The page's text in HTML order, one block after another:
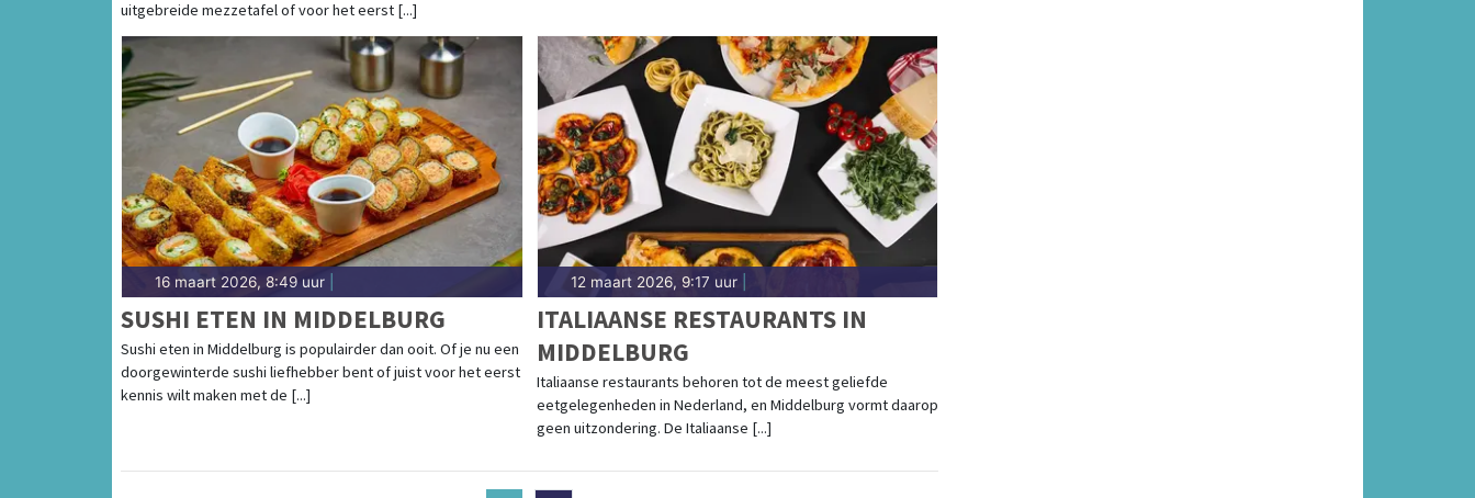
uitgebreide mezzetafel of voor het eerst [...]
16 maart 2026, 8:49 uur
SUSHI ETEN IN MIDDELBURG
Sushi eten in Middelburg is populairder dan ooit. Of je nu een
doorgewinterde sushi liefhebber bent of juist voor het eerst
kennis wilt maken met de [...]
12 maart 2026, 9:17 uur|
ITALIAANSE RESTAURANTS IN
MIDDELBURG
Italiaanse restaurants behoren tot de meest geliefde
eetgelegenheden in Nederland, en Middelburg vormt daarop
geen uitzondering. De Italiaanse [...]